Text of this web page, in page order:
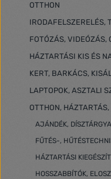
OTTHON
IRODAFELSZERELÉS,
FOTÓZÁS, VIDEÓZÁS,
HÁZTARTÁSI KIS ÉS
KERT, BARKÁCS,
LAPTOPOK, ASZTALI
OTTHON,
AJÁNDÉK,
FŰTÉS-,
HÁZTARTÁSI
HOSSZABBÍTÓK,